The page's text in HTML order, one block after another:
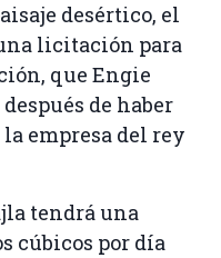
desértico, el
licitación para
que Engie
de haber
empresa del rey
tendrá una
cúbicos por día